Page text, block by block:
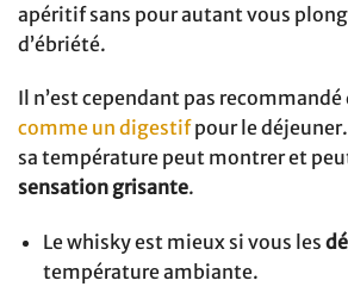
apéritif sans pour autant vous
d’ébriété.
Il n’est cependant pas recommandé
comme un digestifpour le
sa température peut montrer et
sensation grisante.
Le whisky est mieux si vous les
température ambiante.